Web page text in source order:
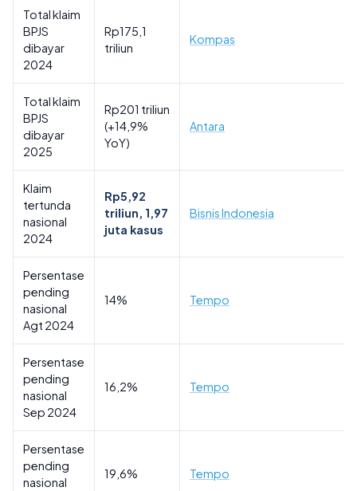
Total klaim
BPJS
dibayar
2024
Rp175,1
triliun
Kompas
Total klaim
BPJS
dibayar
2025
Rp201 triliun
(+14,9%
YoY)
Antara
Klaim
tertunda
nasional
2024
Rp5,92
triliun, 1,97
juta kasus
Bisnis Indonesia
Persentase
pending
nasional
Agt 2024
14% Tempo
Persentase
pending
nasional
Sep 2024
16,2% Tempo
Persentase
pending
nasional
19,6% Tempo